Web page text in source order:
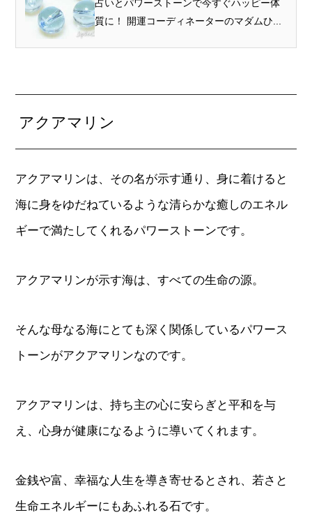
占いとパワーストーンで今すぐハッピー体
質に！ 開運コーディネーターのマダムひ...
アクアマリン
アクアマリンは、その名が示す通り、身に着けると
海に身をゆだねているような清らかな癒しのエネル
ギーで満たしてくれるパワーストーンです。
アクアマリンが示す海は、すべての生命の源。
そんな母なる海にとても深く関係しているパワース
トーンがアクアマリンなのです。
アクアマリンは、持ち主の心に安らぎと平和を与
え、心身が健康になるように導いてくれます。
金銭や富、幸福な人生を導き寄せるとされ、若さと
生命エネルギーにもあふれる石です。